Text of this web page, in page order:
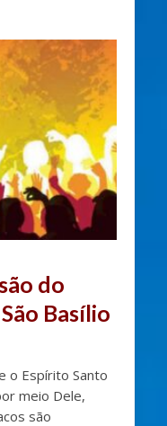
do
Basílio
o Espírito Santo
meio Dele,
são